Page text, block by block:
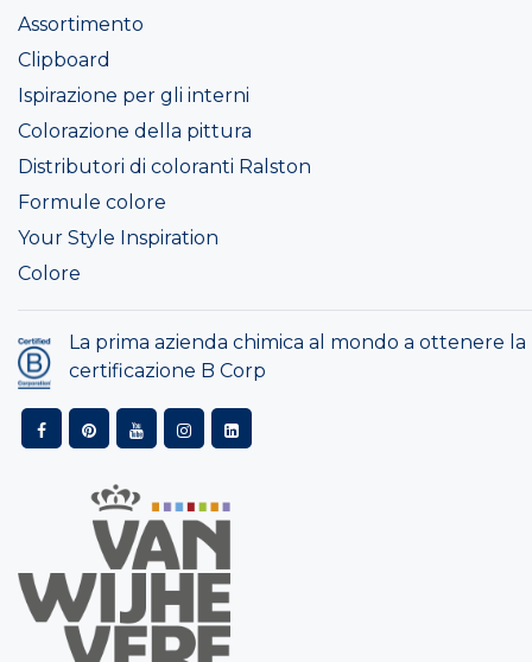
Assortimento
Clipboard
Ispirazione per gli interni
Colorazione della pittura
Distributori di coloranti Ralston
Formule colore
Your Style Inspiration
Colore
La prima azienda chimica al mondo a ottenere la
certificazione B Corp